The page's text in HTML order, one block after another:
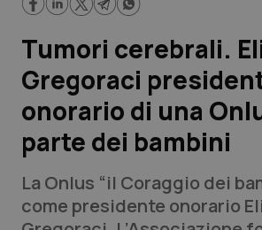
Lavoro e Professioni
Scienza e Farmaci
Studi e Analisi
Lettere al direttore
Edizioni Regionali
Tumori cerebrali.
Gregoraci
onorario di una
parte dei bambini
La Onlus “il Coraggio dei
come presidente onorario